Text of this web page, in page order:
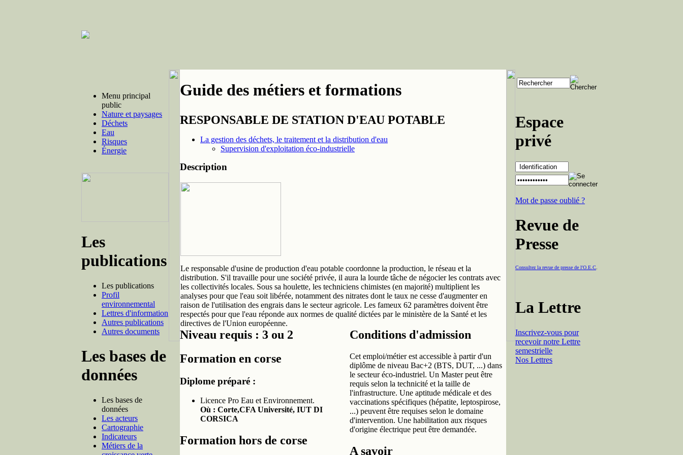
Menu principal
public
Nature et paysages
Déchets
Eau
Risques
Énergie
Les
publications
Les publications
Profil
environnemental
Lettres d'information
Autres publications
Autres documents
Les bases de
données
Les bases de
données
Les acteurs
Cartographie
Indicateurs
Métiers de la
Guide des métiers et formations
RESPONSABLE DE STATION D'EAU POTABLE
La gestion des déchets, le traitement et la distribution d'eau
Supervision d'exploitation éco-industrielle
Description
Le responsable d'usine de production d'eau potable coordonne la production, le réseau et la
distribution. S'il travaille pour une société privée, il aura la lourde tâche de négocier les contrats avec
les collectivités locales. Sous sa houlette, les techniciens chimistes (en majorité) multiplient les
analyses pour que l'eau soit libérée, notamment des nitrates dont le taux ne cesse d'augmenter en
raison de l'utilisation des engrais dans le secteur agricole. Les fameux 62 paramètres doivent être
respectés pour que l'eau réponde aux normes de qualité dictées par le ministère de la Santé et les
directives de l'Union européenne.
Niveau requis : 3 ou 2
Conditions d'admission
Formation en corse
Diplome préparé :
Licence Pro Eau et Environnement.
Où : Corte,CFA Université, IUT DI
CORSICA
Formation hors de corse
Cet emploi/métier est accessible à partir d'un
diplôme de niveau Bac+2 (BTS, DUT, ...) dans
le secteur éco-industriel. Un Master peut être
requis selon la technicité et la taille de
l'infrastructure. Une aptitude médicale et des
vaccinations spécifiques (hépatite, leptospirose,
...) peuvent être requises selon le domaine
d'intervention. Une habilitation aux risques
d'origine électrique peut être demandée.
A savoir
Espace
privé
Mot de passe oublié ?
Revue de
Presse
Consultez la revue de presse de l'O.E.C
La Lettre
Inscrivez-vous pour
recevoir notre Lettre
semestrielle
Nos Lettres